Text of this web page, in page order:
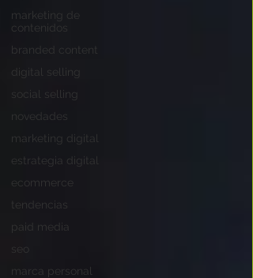
marketing de
contenidos
branded content
digital selling
social selling
novedades
marketing digital
estrategia digital
ecommerce
tendencias
paid media
seo
marca personal